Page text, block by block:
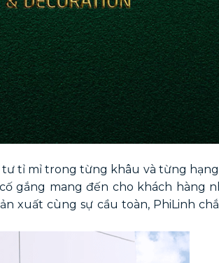
tư tỉ mỉ trong từng khâu và từng
gắng mang đến cho khách hàng
xuất cùng sự cầu toàn, PhiLinh